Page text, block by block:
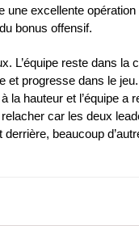
une excellente
bonus offensif.
L’équipe reste dans la
et progresse dans le
la hauteur et l’équipe a
car les deux
beaucoup